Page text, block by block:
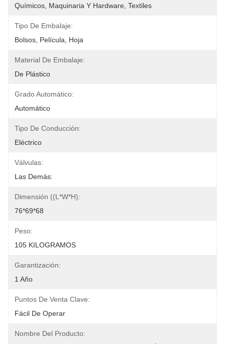
Químicos, Maquinaria Y Hardware, Textiles
Tipo De Embalaje:
Bolsos, Película, Hoja
Material De Embalaje:
De Plástico
Grado Automático:
Automático
Tipo De Conducción:
Eléctrico
Válvulas:
Las Demás:
Dimensión ((L*W*H):
76*69*68
Peso:
105 KILOGRAMOS
Garantización:
1 Año
Puntos De Venta Clave:
Fácil De Operar
Nombre Del Producto: